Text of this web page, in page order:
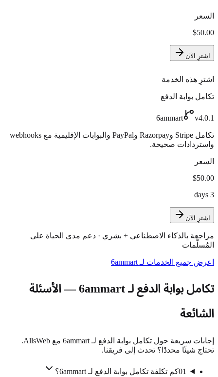
السعر
$50.00
اشترِ الآن
اشترِ هذه الخدمة
تكامل بوابة الدفع
6ammart v4.0.1
تكامل Stripe وRazorpay وPayPal والبوابات الإقليمية مع webhooks
واستردادات صحيحة.
السعر
$50.00
3 days
اشترِ الآن
مراجعة بالذكاء الاصطناعي + بشري · دعم مدى الحياة على
المُسلَّمات
اعرض جميع الخدمات لـ 6ammart
تكامل بوابة الدفع لـ 6ammart — الأسئلة
الشائعة
إجابات سريعة حول تكامل بوابة الدفع لـ 6ammart مع AllsWeb.
تحتاج شيئًا محددًا؟ تحدث إلى فريقنا.
01كم تكلفة تكامل بوابة الدفع لـ 6ammart؟